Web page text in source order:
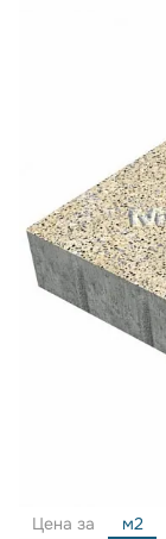
Цена за м2